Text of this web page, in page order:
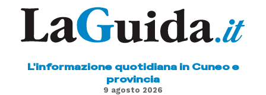
L'informazione quotidiana in Cuneo e
provincia
9 agosto 2026